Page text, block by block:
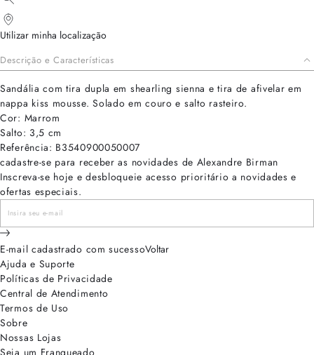
Utilizar minha localização
Descrição e Características
Sandália com tira dupla em shearling sienna e tira de afivelar em
nappa kiss mousse. Solado em couro e salto rasteiro.
Cor: Marrom
Salto: 3,5 cm
Referência: B3540900050007
cadastre-se para receber as novidades de Alexandre Birman
Inscreva-se hoje e desbloqueie acesso prioritário a novidades e
ofertas especiais.
E-mail cadastrado com sucessoVoltar
Ajuda e Suporte
Políticas de Privacidade
Central de Atendimento
Termos de Uso
Sobre
Nossas Lojas
Seja um Franqueado